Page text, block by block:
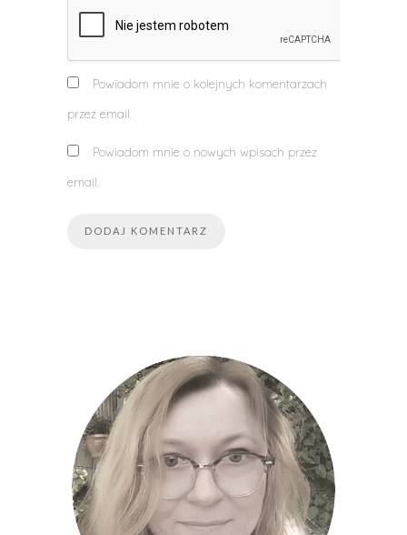
Powiadom mnie o kolejnych komentarzach
przez email.
Powiadom mnie o nowych wpisach przez
email.